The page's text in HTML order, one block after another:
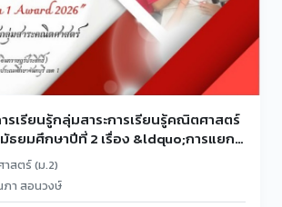
รเรียนรู้กลุ่มสาระการเรียนรู้คณิตศาสตร์
ธยมศึกษาปีที่ 2 เรื่อง &ldquo;การแยก
บพหุนามดีกรีสอง&rdquo; ตามแนวคิด
ม &ldquo;กุญแจสู่การแยกตัวประกอบ
สตร์ (ม.2)
า สอนวงษ์